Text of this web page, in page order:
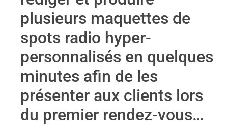
plusieurs maquettes de
spots radio hyper-
personnalisés en quelques
minutes afin de les
présenter aux clients lors
du premier rendez-vous…